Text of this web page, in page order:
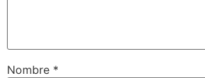
Nombre *